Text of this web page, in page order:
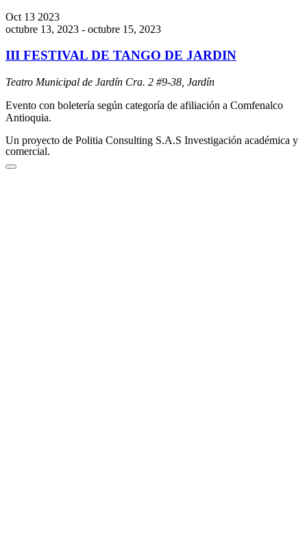
Oct 13 2023
octubre 13, 2023 - octubre 15, 2023
III FESTIVAL DE TANGO DE JARDIN
Teatro Municipal de Jardín Cra. 2 #9-38, Jardín
Evento con boletería según categoría de afiliación a Comfenalco
Antioquia.
Un proyecto de Politia Consulting S.A.S Investigación académica y
comercial.